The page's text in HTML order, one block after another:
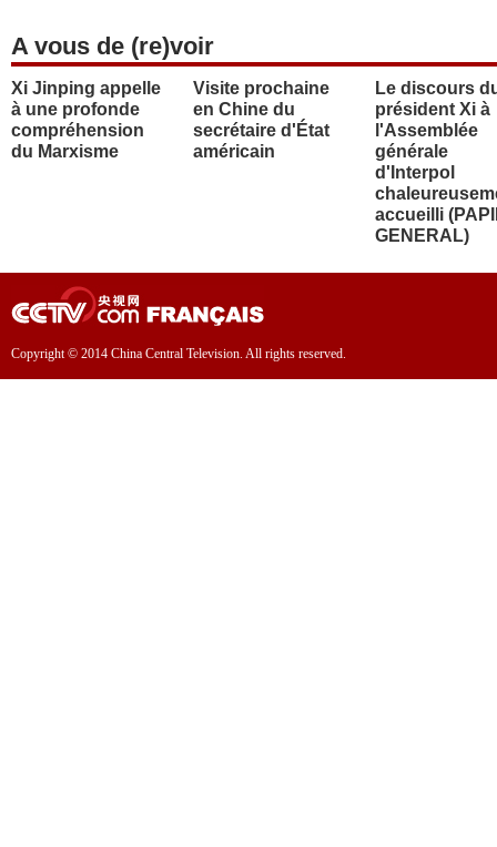
A vous de (re)voir
Xi Jinping appelle
à une profonde
compréhension
du Marxisme
Visite prochaine
en Chine du
secrétaire d'État
américain
Le discours
président Xi à
l'Assemblée
générale
d'Interpol
accueilli
GENERAL)
Copyright © 2014 China Central Television. All rights reserved.